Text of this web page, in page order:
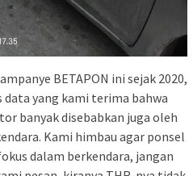
BETAPON ini sejak 2020,
yang kami terima bahwa
banyak disebabkan juga oleh
Kami himbau agar ponsel
dalam berkendara, jangan